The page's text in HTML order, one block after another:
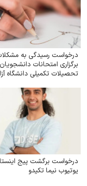
درخواست رسیدگی به
برگزاری امتحانات دانشجویان
تحصیلات تکمیلی دانشگاه
درخواست برگشت پیج
یوتیوب نیما تکیدو